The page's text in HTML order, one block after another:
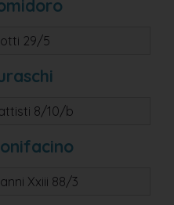
29/5
8/10/b
Xxiii 88/3